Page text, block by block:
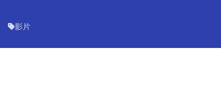
影片